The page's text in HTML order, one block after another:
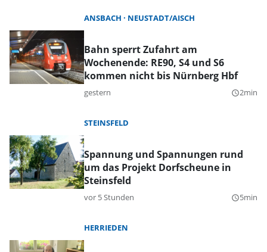
ANSBACH NEUSTADT/AISCH
Bahn sperrt Zufahrt am
Wochenende: RE90, S4 und S6
kommen nicht bis Nürnberg Hbf
gestern query_builder2min
STEINSFELD
Spannung und Spannungen rund
um das Projekt Dorfscheune in
Steinsfeld
vor 5 Stunden query_builder5min
HERRIEDEN